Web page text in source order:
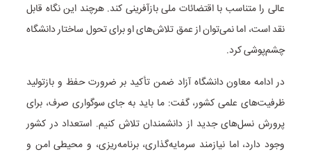
عالی را متناسب با اقتضائات ملی بازآفرینی کند. هرچند این نگاه قابل
نقد است، اما نمی‌توان از عمق تلاش‌های او برای تحول ساختار دانشگاه
چشم‌پوشی کرد.
در ادامه معاون دانشگاه آزاد ضمن تأکید بر ضرورت حفظ و بازتولید
ظرفیت‌های علمی کشور، گفت: ما باید به جای سوگواری صرف، برای
پرورش نسل‌های جدید از دانشمندان تلاش کنیم. استعداد در کشور
وجود دارد، اما نیازمند سرمایه‌گذاری، برنامه‌ریزی، و محیطی امن و